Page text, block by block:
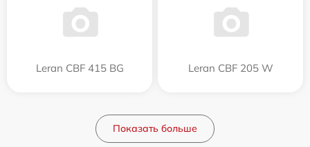
Leran CBF 415 BG Leran CBF 205 W
Показать больше